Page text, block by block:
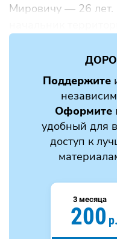
Мировичу — 26 лет.
Поддержите
Оформите
удобный для
доступ к
3 месяца
200 р.